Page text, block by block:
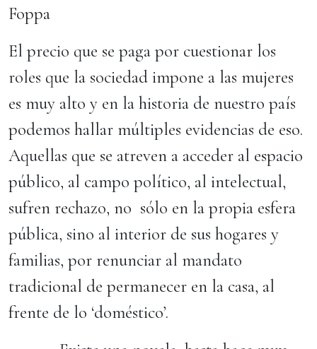
Foppa
El precio que se paga por cuestionar los
roles que la sociedad impone a las mujeres
es muy alto y en la historia de nuestro país
podemos hallar múltiples evidencias de eso.
Aquellas que se atreven a acceder al espacio
público, al campo político, al intelectual,
sufren rechazo, no sólo en la propia esfera
pública, sino al interior de sus hogares y
familias, por renunciar al mandato
tradicional de permanecer en la casa, al
frente de lo ‘doméstico’.